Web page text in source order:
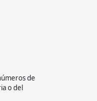
de
o del